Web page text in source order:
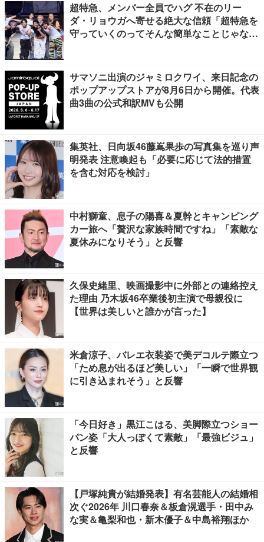
超特急、メンバー全員でハグ 不在のリー
ダ・リョウガへ寄せる絶大な信頼「超特急を
守っていくのってそんな簡単なことじゃな
サマソニ出演のジャミロクワイ、来日記念の
ポップアップストアが8月6日から開催。代表
曲3曲の公式和訳MVも公開
集英社、日向坂46藤嶌果歩の写真集を巡り声
明発表 注意喚起も「必要に応じて法的措置
を含む対応を検討」
中村獅童、息子の陽喜＆夏幹とキャンピング
カー旅へ「贅沢な家族時間ですね」「素敵な
夏休みになりそう」と反響
久保史緒里、映画撮影中に外部との連絡控え
た理由 乃木坂46卒業後初主演で母親役に
【世界は美しいと誰かが言った】
米倉涼子、バレエ衣装姿で美デコルテ際立つ
「ため息が出るほど美しい」「一瞬で世界観
に引き込まれそう」と反響
「今日好き」黒江こはる、美脚際立つショー
パン姿「大人っぽくて素敵」「最強ビジュ」
と反響
【戸塚純貴が結婚発表】有名芸能人の結婚相
次ぐ2026年 川口春奈＆板倉滉選手・田中み
な実＆亀梨和也・新木優子＆中島裕翔ほか